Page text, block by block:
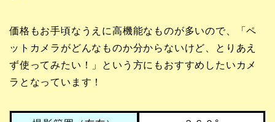
価格もお手頃なうえに高機能なものが多いので、「ペ
ットカメラがどんなものか分からないけど、とりあえ
ず使ってみたい！」という方にもおすすめしたいカメ
ラとなっています！